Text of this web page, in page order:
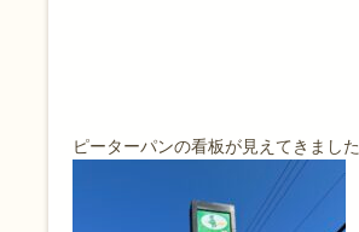
ピーターパンの看板が見えてきました